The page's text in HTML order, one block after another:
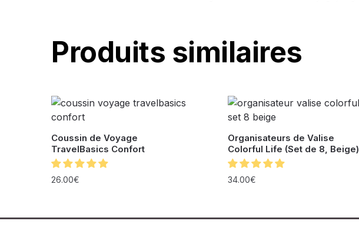
Produits similaires
Coussin de Voyage
TravelBasics Confort
26.00€
Organisateurs de Valise
Colorful Life (Set de 8, Beige)
34.00€